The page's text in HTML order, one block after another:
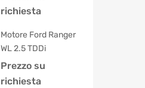
richiesta
Motore Ford Ranger
WL 2.5 TDDi
Prezzo su
richiesta